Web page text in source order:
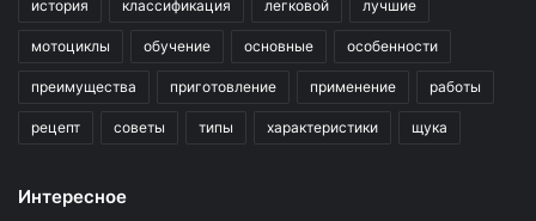
история классификация легковой лучшие
мотоциклы обучение основные особенности
преимущества приготовление применение работы
рецепт советы типы характеристики щука
Интересное